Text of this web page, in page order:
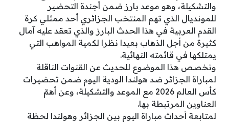
والتشكيلة، وهو موعد بارز ضمن أجندة التحضير
للمونديال الذي تهم المنتخب الجزائري أحد ممثلي كرة
القدم العربية في هذا الحدث البارز والذي تعقد عليه آمال
كثيرة من أجل الذهاب بعيدا نظرا لكمية المواهب التي
يمتلكها في قائمته النهائية.
ونخصص هذا الموضوع للحديث عن القنوات الناقلة
لمباراة الجزائر ضد هولندا الودية اليوم ضمن تحضيرات
كأس العالم 2026 مع الموعد والتشكيلة، وعن أهمّ
العناوين المرتبطة بها.
لمتابعة أحداث مباراة اليوم بين الجزائر وهولندا لحظة